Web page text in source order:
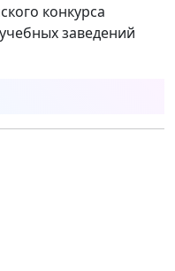
конкурса
заведений